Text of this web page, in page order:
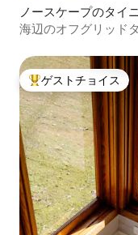
ノースケープのタイ
海辺のオフグリッド
大好評のゲストチョ
ゲストチョイス